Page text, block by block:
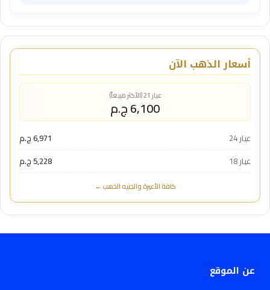
أسعار الذهب الآن
عيار 21 (الأكثر مبيعاً)
6,100 ج.م
عيار 24
6,971 ج.م
عيار 18
5,228 ج.م
كافة الأعيرة والجنيه الذهب ←
عن الموقع